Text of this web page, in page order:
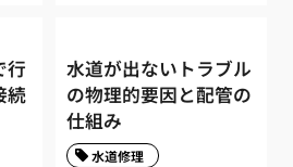
行
続
水道が出ないトラブル
の物理的要因と配管の
仕組み
水道修理